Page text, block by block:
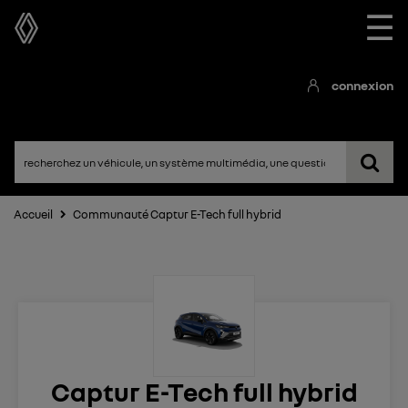
☰
connexion
Accueil Communauté Captur E-Tech full hybrid
Captur E-Tech full hybrid